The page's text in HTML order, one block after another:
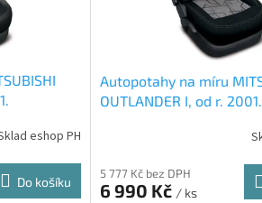
eshop PH
Do košíku
Autopotahy na míru
OUTLANDER I, od r. 2001.
5 777 Kč bez DPH
6 990 Kč / ks